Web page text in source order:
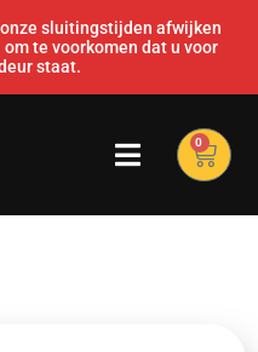
sluitingstijden afwijken
te voorkomen dat u voor
staat.
0